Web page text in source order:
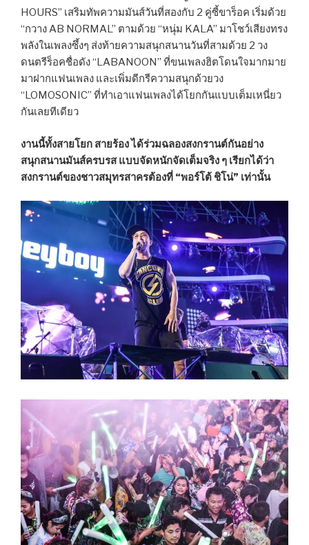
HOURS” เสริมทัพความมันส์วันที่สองกับ 2 คู่ซี้ขาร็อค เริ่มด้วย
“กวาง AB NORMAL” ตามด้วย “หนุ่ม KALA” มาโชว์เสียงทรง
พลังในเพลงซึ้งๆ ส่งท้ายความสนุกสนานวันที่สามด้วย 2 วง
ดนตรีร็อคชื่อดัง “LABANOON” ที่ขนเพลงฮิตโดนใจมากมาย
มาฝากแฟนเพลง และเพิ่มดีกรีความสนุกด้วยวง
“LOMOSONIC” ที่ทำเอาแฟนเพลงได้โยกกันแบบเต็มเหนี่ยว
กันเลยทีเดียว
งานนี้ทั้งสายโยก สายร้อง ได้ร่วมฉลองสงกรานต์กันอย่าง
สนุกสนานมันส์ครบรส แบบจัดหนักจัดเต็มจริง ๆ เรียกได้ว่า
สงกรานต์ของชาวสมุทรสาครต้องที่ “พอร์โต้ ชิโน่” เท่านั้น